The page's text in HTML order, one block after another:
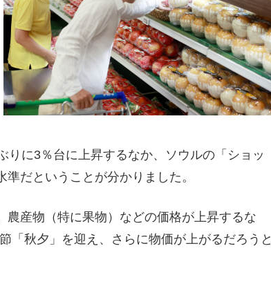
に3％台に上昇するなか、ソウルの「ショッ
だということが分かりました。
産物（特に果物）などの価格が上昇するな
「秋夕」を迎え、さらに物価が上がるだろうと